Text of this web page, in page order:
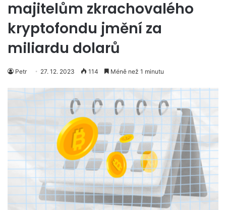
majitelům zkrachovalého
kryptofondu jmění za
miliardu dolarů
Petr 27. 12. 2023 114 Méně než 1 minutu